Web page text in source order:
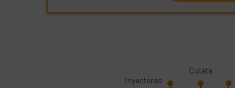
Inyectores
Culata